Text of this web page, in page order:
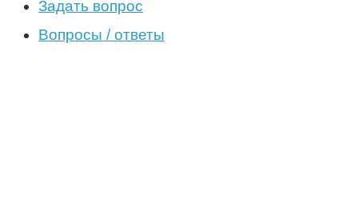
Задать вопрос
Вопросы / ответы